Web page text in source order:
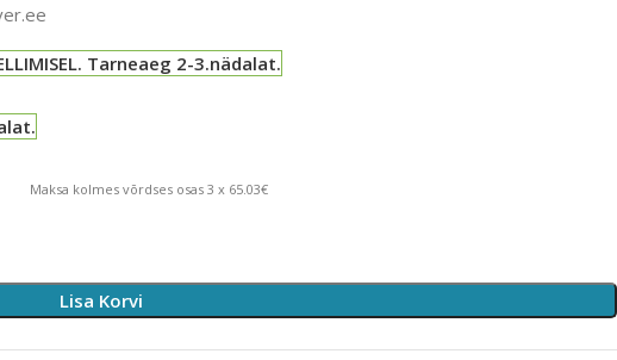
Tarneaeg 2-3.nädalat.
Maksa kolmes võrdses osas 3 x 65.03€
Lisa Korvi